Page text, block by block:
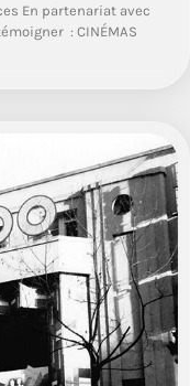
En partenariat avec
: CINÉMAS